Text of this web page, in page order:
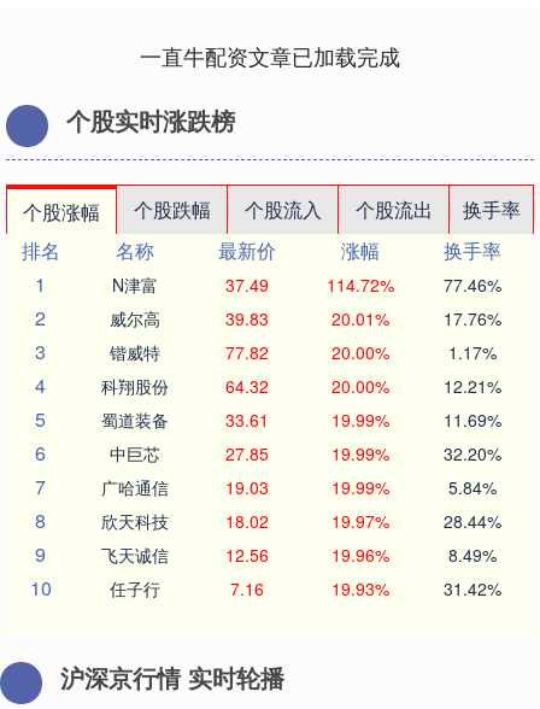
一直牛配资文章已加载完成
个股实时涨跌榜
个股涨幅 个股跌幅 个股流入 个股流出
换手率
排名
名称 最新价 涨幅
换手率
1
N津富 37.49 114.72% 77.46%
2 威尔高 39.83 20.01% 17.76%
3 锴威特 77.82 20.00% 1.17%
4 科翔股份 64.32 20.00% 12.21%
5 蜀道装备 33.61 19.99% 11.69%
6 中巨芯 27.85 19.99% 32.20%
7 广哈通信 19.03 19.99% 5.84%
8 欣天科技 18.02 19.97% 28.44%
9 飞天诚信 12.56 19.96% 8.49%
10 任子行 7.16 19.93% 31.42%
沪深京行情 实时轮播